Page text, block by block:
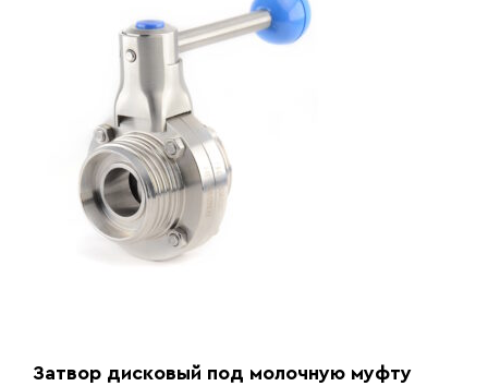
Затвор дисковый под молочную муфту